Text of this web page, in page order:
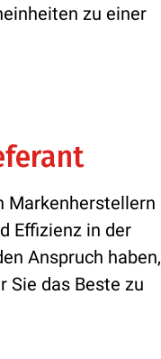
zu einer
Markenherstellern
Effizienz in der
Anspruch haben,
Sie das Beste zu